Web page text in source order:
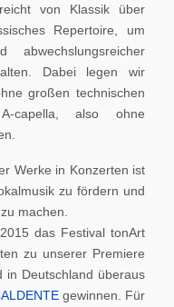
von Klassik über
Repertoire, um
Dabei legen wir
großen technischen
capella, also ohne
Werke in Konzerten ist
zu fördern und
machen.
das Festival tonArt
zu unserer Premiere
in Deutschland überaus
gewinnen. Für